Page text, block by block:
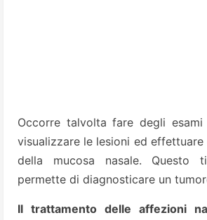
Occorre talvolta fare degli
visualizzare le lesioni ed
della mucosa nasale. Questo
permette di diagnosticare un
Il trattamento delle affezioni